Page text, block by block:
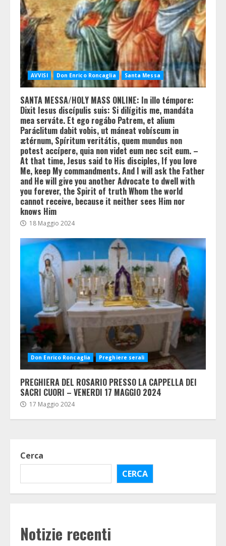
AVVISI Don Enrico Roncaglia Santa Messa
SANTA MESSA/HOLY MASS ONLINE: In illo témpore:
Dixit Iesus discípulis suis: Si dilígitis me, mandáta
mea serváte. Et ego rogábo Patrem, et alium
Paráclitum dabit vobis, ut máneat vobíscum in
ætérnum, Spíritum veritátis, quem mundus non
potest accípere, quia non videt eum nec scit eum. –
At that time, Jesus said to His disciples, If you love
Me, keep My commandments. And I will ask the Father
and He will give you another Advocate to dwell with
you forever, the Spirit of truth Whom the world
cannot receive, because it neither sees Him nor
knows Him
18 Maggio 2024
Don Enrico Roncaglia Preghiere serali
PREGHIERA DEL ROSARIO PRESSO LA CAPPELLA DEI
SACRI CUORI – VENERDI 17 MAGGIO 2024
17 Maggio 2024
Cerca
CERCA
Notizie recenti